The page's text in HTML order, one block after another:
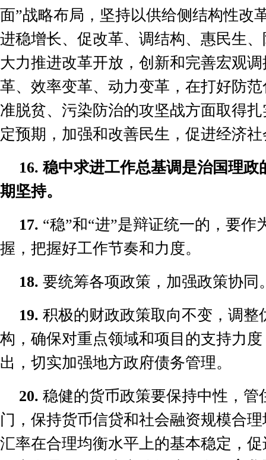
面”战略布局，坚持以供给侧结构性改
进稳增长、促改革、调结构、惠民生
大力推进改革开放，创新和完善宏观
革、效率变革、动力变革，在打好防
准脱贫、污染防治的攻坚战方面取得
定预期，加强和改善民生，促进经济
16. 稳中求进工作总基调是治国理政
期坚持。
17. “稳”和“进”是辩证统一的，要作
握，把握好工作节奏和力度。
18. 要统筹各项政策，加强政策协同
19. 积极的财政政策取向不变，调整
构，确保对重点领域和项目的支持力
出，切实加强地方政府债务管理。
20. 稳健的货币政策要保持中性，管
门，保持货币信贷和社会融资规模合
汇率在合理均衡水平上的基本稳定，